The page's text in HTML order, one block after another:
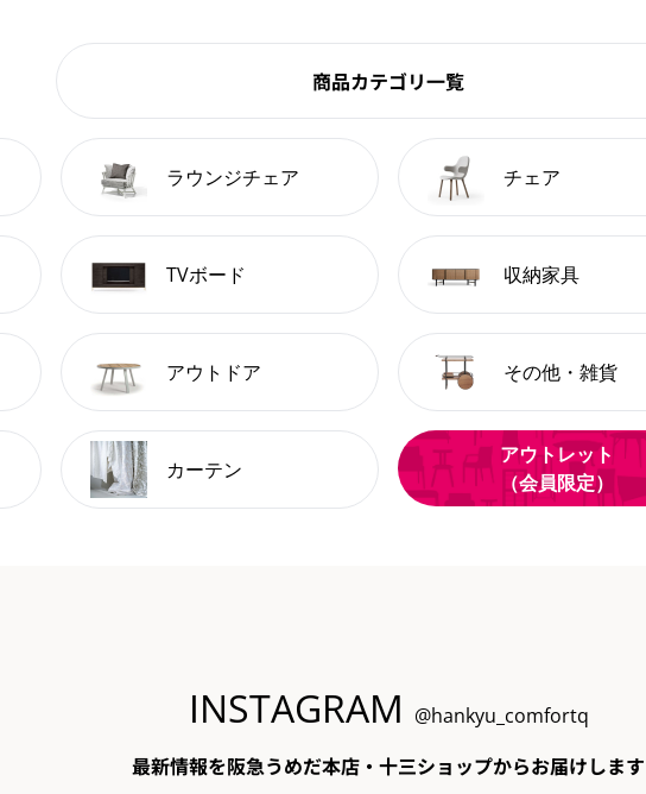
商品カテゴリ一覧
ラウンジチェア チェア
TVボード 収納家具
アウトドア その他・雑貨
カーテン
アウトレット
（会員限定）
INSTAGRAM @hankyu_comfortq
最新情報を阪急うめだ本店・十三ショップからお届けします